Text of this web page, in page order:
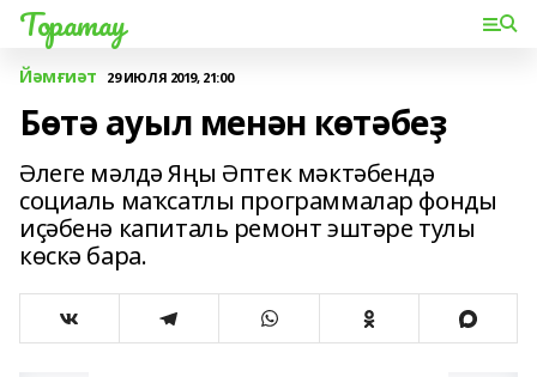
Торатау
Йәмғиәт 29 ИЮЛЯ 2019, 21:00
Бөтә ауыл менән көтәбеҙ
Әлеге мәлдә Яңы Әптек мәктәбендә
социаль маҡсатлы программалар фонды
иҫәбенә капиталь ремонт эштәре тулы
көскә бара.